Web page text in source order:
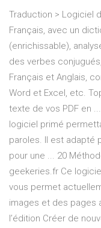
Traduction > Logiciel
Français, avec un
(enrichissable),
des verbes
Français et Anglais,
Word et Excel, etc.
texte de vos PDF en
logiciel primé
paroles. Il est adapté
pour une ... 20
geekeries.fr Ce
vous permet
images et des pages
l’édition Créer de